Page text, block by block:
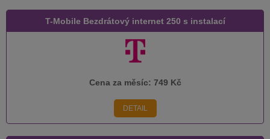
T-Mobile Bezdrátový internet 250 s instalací
Cena za měsíc: 749 Kč
DETAIL